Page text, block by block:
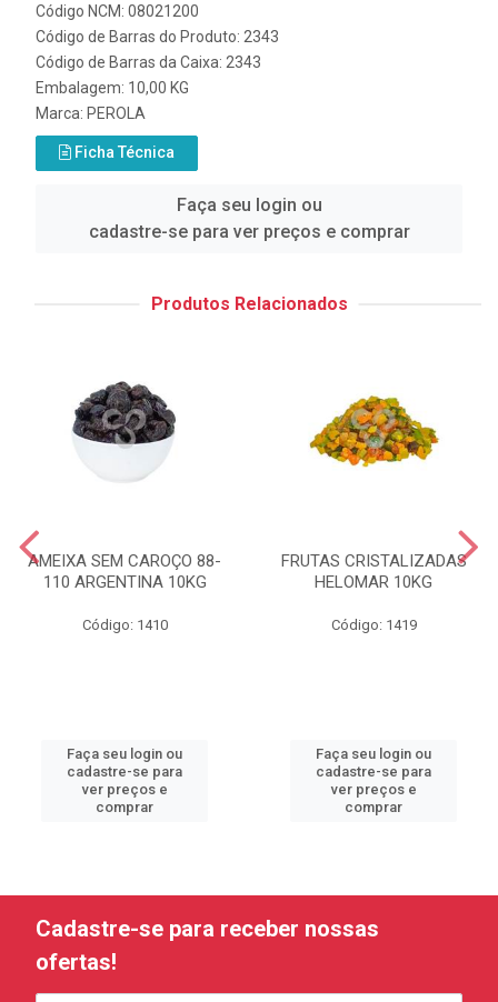
Código NCM: 08021200
Código de Barras do Produto: 2343
Código de Barras da Caixa: 2343
Embalagem: 10,00 KG
Marca: PEROLA
Ficha Técnica
Faça seu login ou
cadastre-se para ver preços e comprar
Produtos Relacionados
AMEIXA SEM CAROÇO 88-
110 ARGENTINA 10KG
Código: 1410
Faça seu login ou
cadastre-se para
ver preços e
comprar
FRUTAS CRISTALIZADAS
HELOMAR 10KG
Código: 1419
Faça seu login ou
cadastre-se para
ver preços e
comprar
Cadastre-se para receber nossas
ofertas!